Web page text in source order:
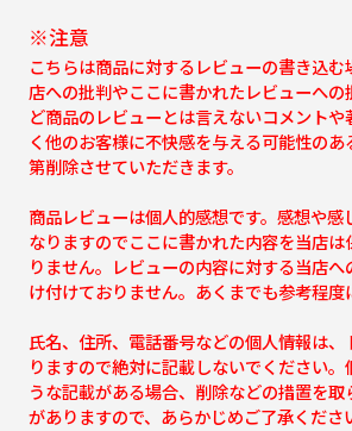
※注意
こちらは商品に対するレビューの書き込む
店への批判やここに書かれたレビューへ
ど商品のレビューとは言えないコメント
く他のお客様に不快感を与える可能性の
第削除させていただきます。
商品レビューは個人的感想です。感想や感
なりますのでここに書かれた内容を当店
りません。レビューの内容に対する当店
け付けておりません。あくまでも参考程度
氏名、住所、電話番号などの個人情報は
りますので絶対に記載しないでください
うな記載がある場合、削除などの措置を
がありますので、あらかじめご了承くださ